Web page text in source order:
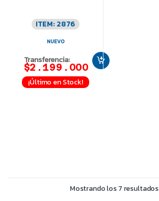
ITEM: 2876
NUEVO
Transferencia:
$2.199.000
¡Último en Stock!
Mostrando los 7 resultados